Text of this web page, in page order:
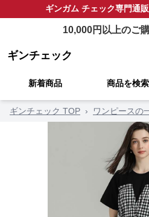
ギンガム チェック専門通
10,000円以上のご
ギンチェック
新着商品 商品を検索
ギンチェック TOP › ワンピースの